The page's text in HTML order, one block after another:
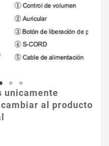
unicamente
al producto